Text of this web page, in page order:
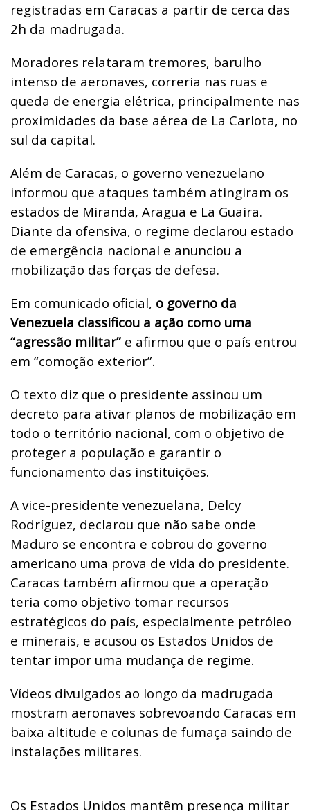
registradas em Caracas a partir de cerca das
2h da madrugada.
Moradores relataram tremores, barulho
intenso de aeronaves, correria nas ruas e
queda de energia elétrica, principalmente nas
proximidades da base aérea de La Carlota, no
sul da capital.
Além de Caracas, o governo venezuelano
informou que ataques também atingiram os
estados de Miranda, Aragua e La Guaira.
Diante da ofensiva, o regime declarou estado
de emergência nacional e anunciou a
mobilização das forças de defesa.
Em comunicado oficial, o governo da
Venezuela classificou a ação como uma
“agressão militar” e afirmou que o país entrou
em “comoção exterior”.
O texto diz que o presidente assinou um
decreto para ativar planos de mobilização em
todo o território nacional, com o objetivo de
proteger a população e garantir o
funcionamento das instituições.
A vice-presidente venezuelana, Delcy
Rodríguez, declarou que não sabe onde
Maduro se encontra e cobrou do governo
americano uma prova de vida do presidente.
Caracas também afirmou que a operação
teria como objetivo tomar recursos
estratégicos do país, especialmente petróleo
e minerais, e acusou os Estados Unidos de
tentar impor uma mudança de regime.
Vídeos divulgados ao longo da madrugada
mostram aeronaves sobrevoando Caracas em
baixa altitude e colunas de fumaça saindo de
instalações militares.
Os Estados Unidos mantêm presença militar